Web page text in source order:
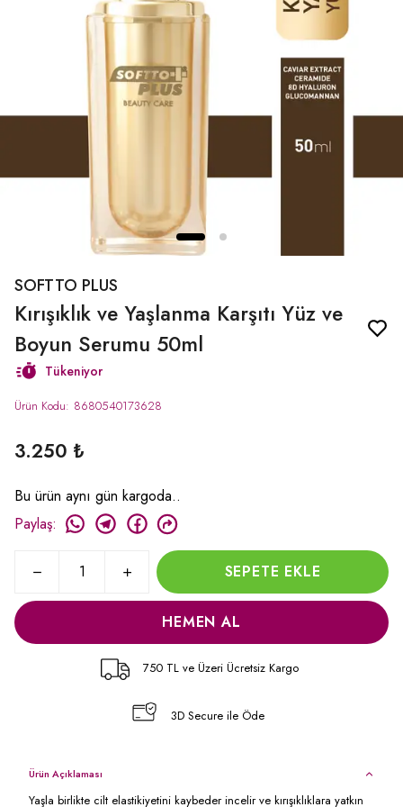
SOFTTO PLUS
Kırışıklık ve Yaşlanma Karşıtı Yüz ve
Boyun Serumu 50ml
Tükeniyor
Ürün Kodu: 8680540173628
3.250 ₺
Bu ürün aynı gün kargoda..
Paylaş:
SEPETE EKLE
HEMEN AL
750 TL ve Üzeri Ücretsiz Kargo
3D Secure ile Öde
Ürün Açıklaması
Yaşla birlikte cilt elastikiyetini kaybeder incelir ve kırışıklıklara yatkın